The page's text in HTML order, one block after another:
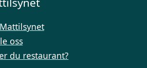
oss
du restaurant?